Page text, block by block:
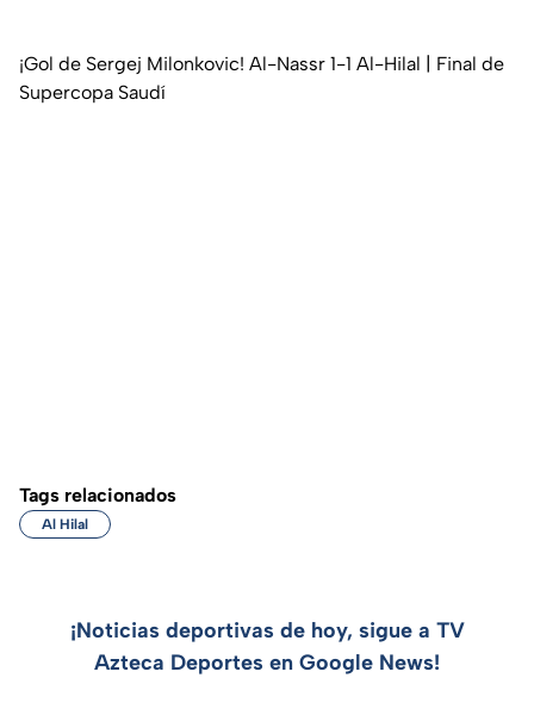
¡Gol de Sergej Milonkovic! Al-Nassr 1-1 Al-Hilal | Final de
Supercopa Saudí
Tags relacionados
Al Hilal
¡Noticias deportivas de hoy, sigue a TV
Azteca Deportes en Google News!